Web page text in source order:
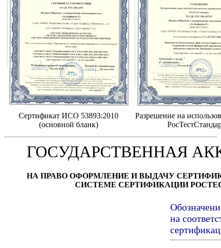
Сертификат ИСО 53893:2010
(основной бланк)
Разрешение на
ГОСУДАРСТВЕННАЯ
НА ПРАВО ОФОРМЛЕНИЕ И ВЫДАЧУ
СИСТЕМЕ СЕРТИФИКАЦИИ
на